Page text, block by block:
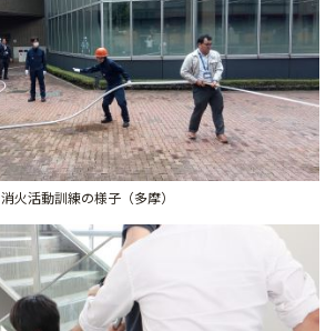
消火活動訓練の様子（多摩）